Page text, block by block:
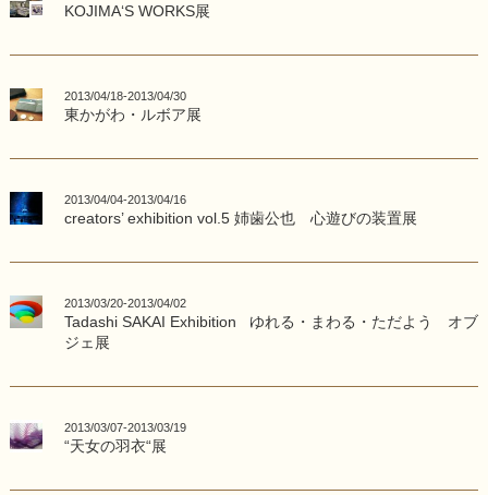
KOJIMA‘S WORKS展
2013/04/18-2013/04/30
東かがわ・ルボア展
2013/04/04-2013/04/16
creators’ exhibition vol.5 姉歯公也 心遊びの装置展
2013/03/20-2013/04/02
Tadashi SAKAI Exhibition ゆれる・まわる・ただよう オブ
ジェ展
2013/03/07-2013/03/19
“天女の羽衣“展